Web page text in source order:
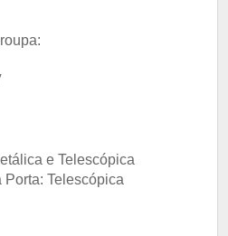
e Telescópica
Telescópica